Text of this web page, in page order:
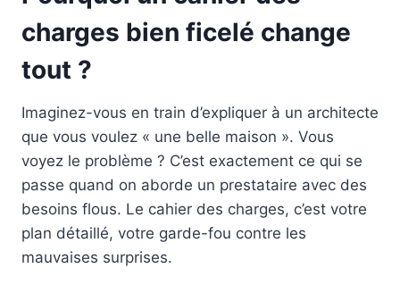
charges bien ficelé change
tout ?
Imaginez-vous en train d’expliquer à un architecte
que vous voulez « une belle maison ». Vous
voyez le problème ? C’est exactement ce qui se
passe quand on aborde un prestataire avec des
besoins flous. Le cahier des charges, c’est votre
plan détaillé, votre garde-fou contre les
mauvaises surprises.